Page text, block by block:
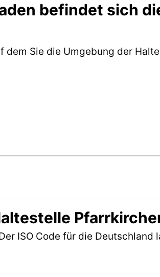
befindet sich
Sie die Umgebung der
ISO Code für die